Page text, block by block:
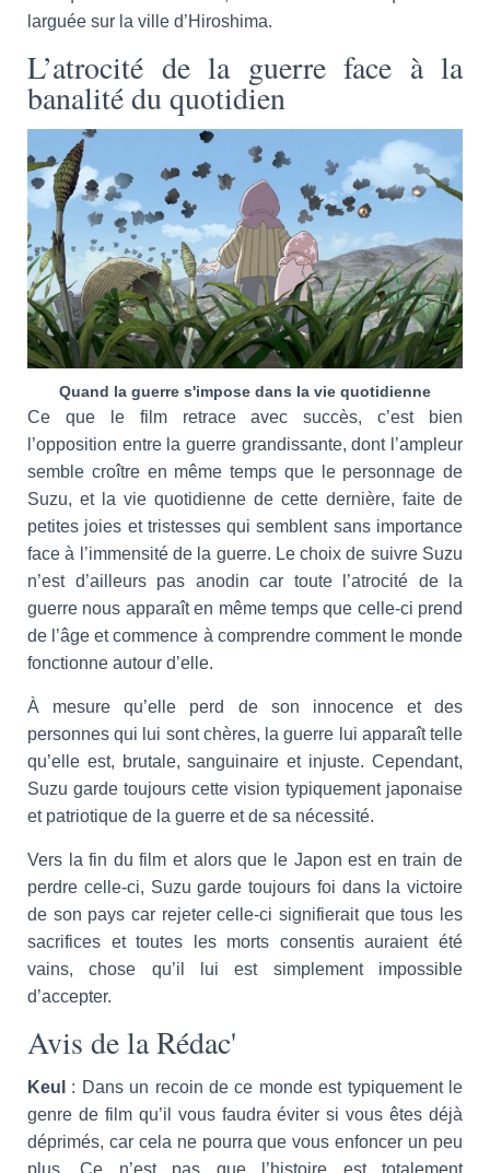
larguée sur la ville d’Hiroshima.
L’atrocité de la guerre face à la
banalité du quotidien
Quand la guerre s'impose dans la vie quotidienne
Ce que le film retrace avec succès, c’est bien
l’opposition entre la guerre grandissante, dont l’ampleur
semble croître en même temps que le personnage de
Suzu, et la vie quotidienne de cette dernière, faite de
petites joies et tristesses qui semblent sans importance
face à l’immensité de la guerre. Le choix de suivre Suzu
n’est d’ailleurs pas anodin car toute l’atrocité de la
guerre nous apparaît en même temps que celle-ci prend
de l’âge et commence à comprendre comment le monde
fonctionne autour d’elle.
À mesure qu’elle perd de son innocence et des
personnes qui lui sont chères, la guerre lui apparaît telle
qu’elle est, brutale, sanguinaire et injuste. Cependant,
Suzu garde toujours cette vision typiquement japonaise
et patriotique de la guerre et de sa nécessité.
Vers la fin du film et alors que le Japon est en train de
perdre celle-ci, Suzu garde toujours foi dans la victoire
de son pays car rejeter celle-ci signifierait que tous les
sacrifices et toutes les morts consentis auraient été
vains, chose qu’il lui est simplement impossible
d’accepter.
Avis de la Rédac'
Keul : Dans un recoin de ce monde est typiquement le
genre de film qu’il vous faudra éviter si vous êtes déjà
déprimés, car cela ne pourra que vous enfoncer un peu
plus. Ce n’est pas que l’histoire est totalement